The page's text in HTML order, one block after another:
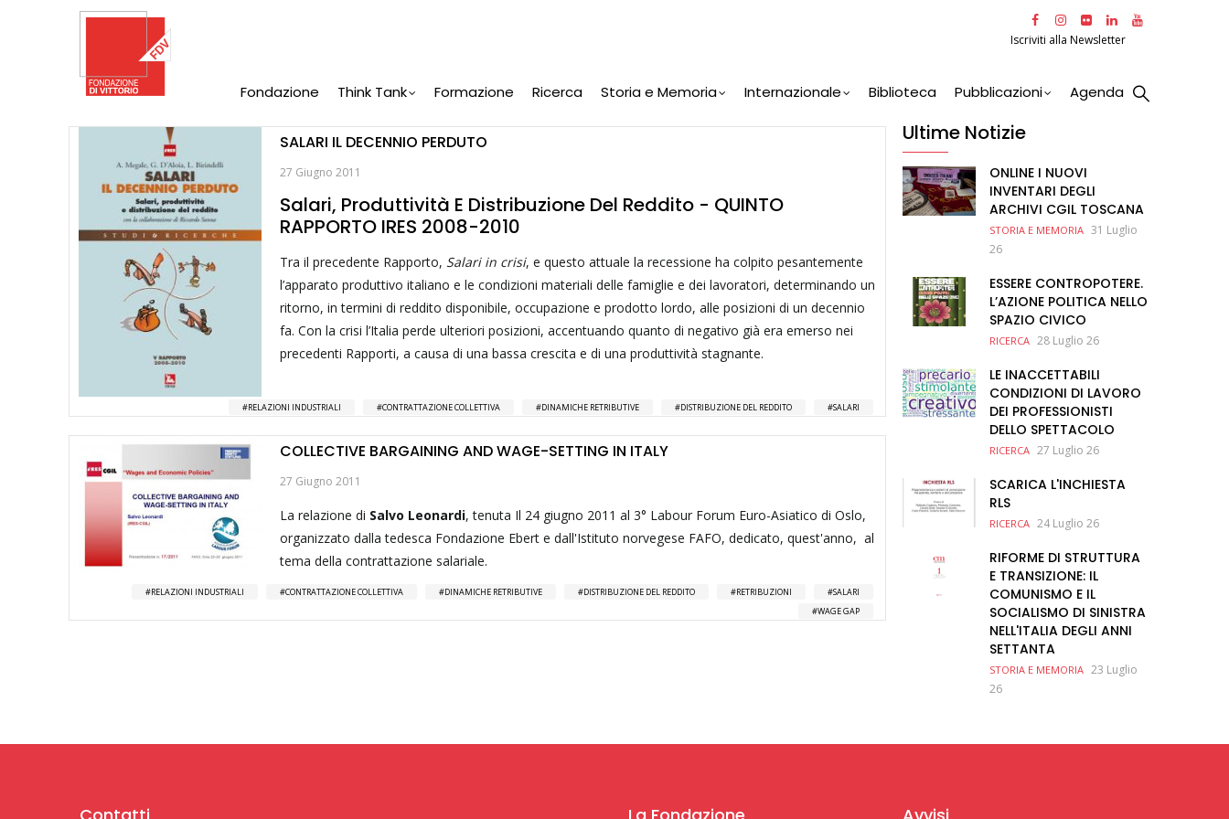
Iscriviti alla Newsletter
Navigation
Fondazione Think Tank Formazione Ricerca Storia e Memoria Internazionale Biblioteca Pubblicazioni Agenda
SALARI IL DECENNIO PERDUTO
27 Giugno 2011
Salari, Produttività E Distribuzione Del Reddito - QUINTO
RAPPORTO IRES 2008-2010
Tra il precedente Rapporto, Salari in crisi, e questo attuale la recessione ha colpito pesantemente
l’apparato produttivo italiano e le condizioni materiali delle famiglie e dei lavoratori, determinando un
ritorno, in termini di reddito disponibile, occupazione e prodotto lordo, alle posizioni di un decennio
fa. Con la crisi l’Italia perde ulteriori posizioni, accentuando quanto di negativo già era emerso nei
precedenti Rapporti, a causa di una bassa crescita e di una produttività stagnante.
RELAZIONI INDUSTRIALI CONTRATTAZIONE COLLETTIVA DINAMICHE RETRIBUTIVE DISTRIBUZIONE DEL REDDITO SALARI
COLLECTIVE BARGAINING AND WAGE-SETTING IN ITALY
27 Giugno 2011
La relazione di Salvo Leonardi, tenuta Il 24 giugno 2011 al 3° Labour Forum Euro-Asiatico di Oslo,
organizzato dalla tedesca Fondazione Ebert e dall'Istituto norvegese FAFO, dedicato, quest'anno, al
tema della contrattazione salariale.
RELAZIONI INDUSTRIALI CONTRATTAZIONE COLLETTIVA DINAMICHE RETRIBUTIVE DISTRIBUZIONE DEL REDDITO RETRIBUZIONI
SALARI
WAGE GAP
Ultime Notizie
ONLINE I NUOVI
INVENTARI DEGLI
ARCHIVI CGIL TOSCANA
STORIA E MEMORIA 31 Luglio
26
ESSERE CONTROPOTERE.
L’AZIONE POLITICA NELLO
SPAZIO CIVICO
RICERCA 28 Luglio 26
LE INACCETTABILI
CONDIZIONI DI LAVORO
DEI PROFESSIONISTI
DELLO SPETTACOLO
RICERCA 27 Luglio 26
SCARICA L'INCHIESTA
RLS
RICERCA 24 Luglio 26
RIFORME DI STRUTTURA
E TRANSIZIONE: IL
COMUNISMO E IL
SOCIALISMO DI SINISTRA
NELL'ITALIA DEGLI ANNI
SETTANTA
STORIA E MEMORIA 23 Luglio
26